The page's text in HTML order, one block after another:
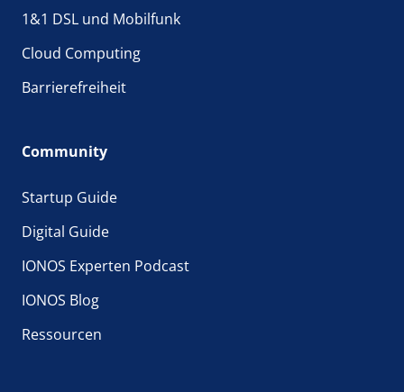
1&1 DSL und Mobilfunk
Cloud Computing
Barrierefreiheit
Community
Startup Guide
Digital Guide
IONOS Experten Podcast
IONOS Blog
Ressourcen